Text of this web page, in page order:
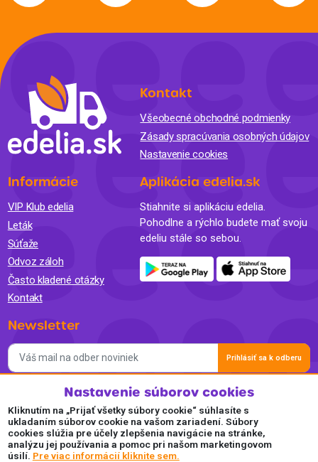
Kontakt
Všeobecné obchodné podmienky
Zásady spracúvania osobných údajov
Nastavenie cookies
Informácie
VIP Klub edelia
Leták
Súťaže
Odvoz záloh
Často kladené otázky
Kontakt
Aplikácia edelia.sk
Stiahnite si aplikáciu edelia.
Pohodlne a rýchlo budete mať svoju
edeliu stále so sebou.
Newsletter
Prihlásiť sa k odberu
Súhlasím so spracovaním osobných údajov a so zasielaním
newslettra na marketingové účely a oboznámil som sa so
Zásadami ochrany osobných údajov.
Akceptujeme
Nastavenie súborov cookies
Kliknutím na „Prijať všetky súbory cookie“ súhlasíte s
ukladaním súborov cookie na vašom zariadení. Súbory
cookies slúžia pre účely zlepšenia navigácie na stránke,
analýzu jej používania a pomoc pri našom marketingovom
úsilí. Pre viac informácií kliknite sem.